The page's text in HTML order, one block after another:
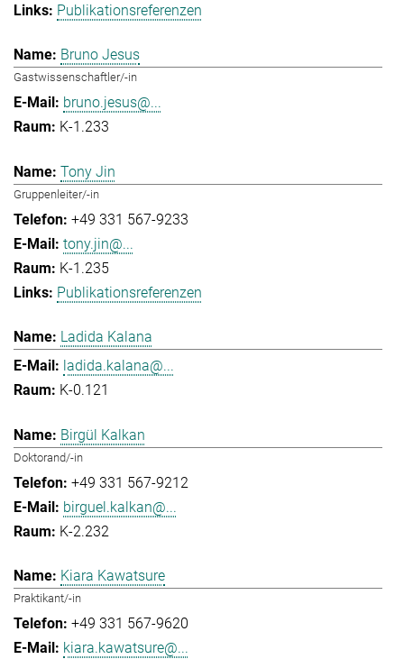
Publikationsreferenzen
Bruno Jesus
Gastwissenschaftler/-in
bruno.jesus@...
K-1.233
Tony Jin
Gruppenleiter/-in
+49 331 567-9233
tony.jin@...
K-1.235
Publikationsreferenzen
Ladida Kalana
ladida.kalana@...
K-0.121
Birgül Kalkan
Doktorand/-in
+49 331 567-9212
birguel.kalkan@...
K-2.232
Kiara Kawatsure
Praktikant/-in
+49 331 567-9620
kiara.kawatsure@...